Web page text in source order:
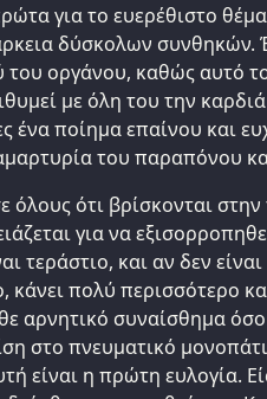
για το ευερέθιστο
δύσκολων συνθηκών.
του οργάνου, καθώς αυτό
με όλη του την
ένα ποίημα επαίνου και
του παραπόνου
ότι βρίσκονται
για να
τεράστιο, και αν δεν
κάνει πολύ περισσότερο
αρνητικό συναίσθημα όσο
στο πνευματικό
είναι η πρώτη ευλογία.